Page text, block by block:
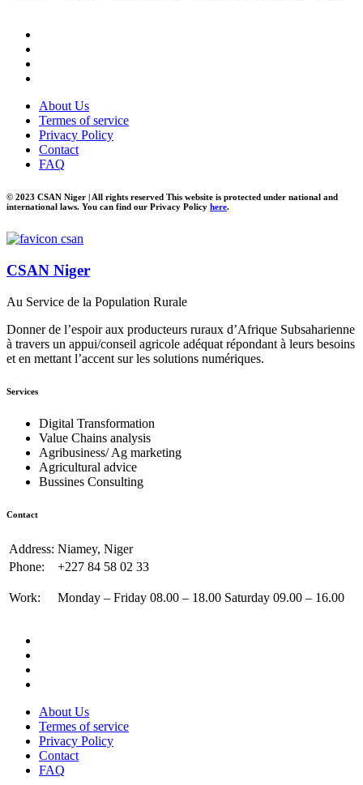
About Us
Termes of service
Privacy Policy
Contact
FAQ
© 2023 CSAN Niger | All rights reserved This website is protected under national and
international laws. You can find our Privacy Policy here.
CSAN Niger
Au Service de la Population Rurale
Donner de l’espoir aux producteurs ruraux d’Afrique Subsaharienne
à travers un appui/conseil agricole adéquat répondant à leurs besoins
et en mettant l’accent sur les solutions numériques.
Services
Digital Transformation
Value Chains analysis
Agribusiness/ Ag marketing
Agricultural advice
Bussines Consulting
Contact
Address: Niamey, Niger
Phone:
+227 84 58 02 33
Work: Monday – Friday 08.00 – 18.00 Saturday 09.00 – 16.00
About Us
Termes of service
Privacy Policy
Contact
FAQ